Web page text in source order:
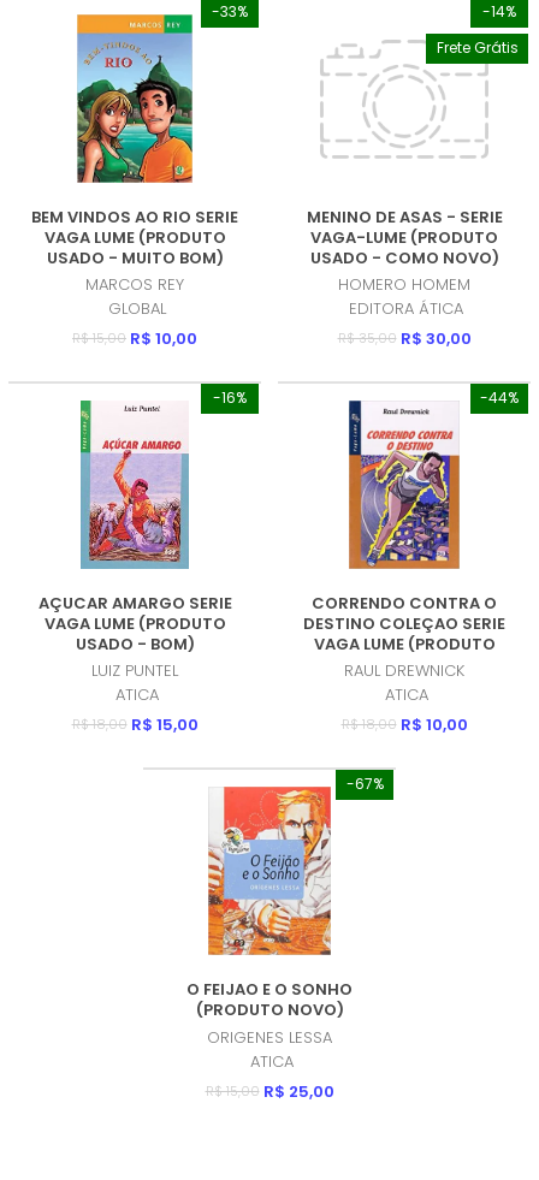
MAIOR PREÇO
A - Z
-33%
BEM VINDOS AO RIO SERIE
VAGA LUME (PRODUTO
USADO - MUITO BOM)
MARCOS REY
GLOBAL
R$ 15,00 R$ 10,00
-14%
Frete Grátis
MENINO DE ASAS - SERIE
VAGA-LUME (PRODUTO
USADO - COMO NOVO)
HOMERO HOMEM
EDITORA ÁTICA
R$ 35,00 R$ 30,00
-16%
AÇUCAR AMARGO SERIE
VAGA LUME (PRODUTO
USADO - BOM)
LUIZ PUNTEL
ATICA
R$ 18,00 R$ 15,00
-44%
CORRENDO CONTRA O
DESTINO COLEÇAO SERIE
VAGA LUME (PRODUTO
USADO - MUITO BOM)
RAUL DREWNICK
ATICA
R$ 18,00 R$ 10,00
-67%
O FEIJAO E O SONHO
(PRODUTO NOVO)
ORIGENES LESSA
ATICA
R$ 15,00 R$ 25,00